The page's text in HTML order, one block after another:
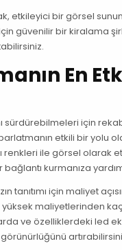
etkileyici bir görsel
güvenilir bir kiralama
En
sürdürebilmeleri için
etkili bir
ile görsel olarak
kurmanıza
tanıtımı için maliyet
maliyetlerinden
ve özelliklerdeki led